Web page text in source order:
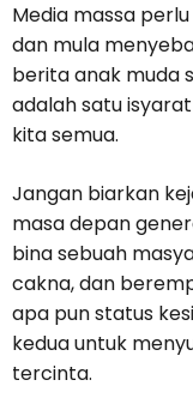
Media massa
dan mula
berita anak muda
adalah satu
kita semua.
Jangan biarkan
masa depan
bina sebuah
cakna, dan
apa pun status
kedua untuk
tercinta.